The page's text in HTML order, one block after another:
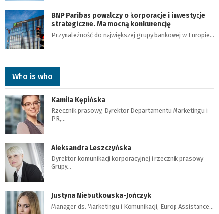
BNP Paribas powalczy o korporacje i inwestycje
strategiczne. Ma mocną konkurencję
Przynależność do największej grupy bankowej w Europie…
Who is who
Kamila Kępińska
Rzecznik prasowy, Dyrektor Departamentu Marketingu i
PR,…
Aleksandra Leszczyńska
Dyrektor komunikacji korporacyjnej i rzecznik prasowy
Grupy…
Justyna Niebutkowska-Jończyk
Manager ds. Marketingu i Komunikacji, Europ Assistance…